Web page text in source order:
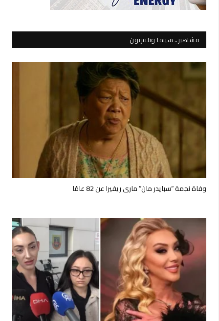
مشاهير.. سينما وتلفزيون
وفاة نجمة “سبايدر مان” ماري ريفيرا عن 82 عامًا